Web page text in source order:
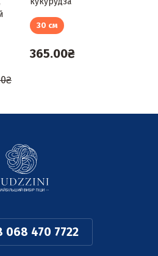
₴
30 см
365.00₴
068 470 7722